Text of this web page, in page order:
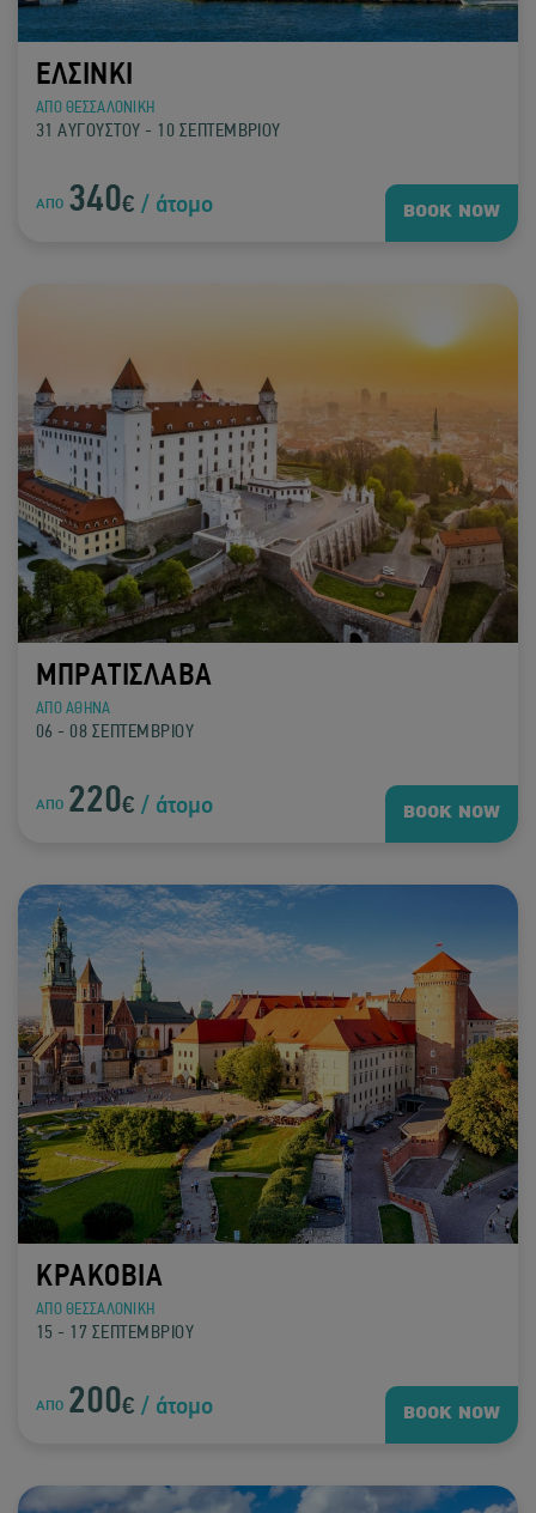
BOOK NOW
ΕΛΣΙΝΚΙ
ΑΠΟ ΘΕΣΣΑΛΟΝΙΚΗ
31 ΑΥΓΟΥΣΤΟΥ - 10 ΣΕΠΤΕΜΒΡΙΟΥ
ΑΠΟ 340€ / άτομο
BOOK NOW
ΜΠΡΑΤΙΣΛΑΒΑ
ΑΠΟ ΑΘΗΝΑ
06 - 08 ΣΕΠΤΕΜΒΡΙΟΥ
ΑΠΟ 220€ / άτομο
BOOK NOW
ΚΡΑΚΟΒΙΑ
ΑΠΟ ΘΕΣΣΑΛΟΝΙΚΗ
15 - 17 ΣΕΠΤΕΜΒΡΙΟΥ
ΑΠΟ 200€ / άτομο